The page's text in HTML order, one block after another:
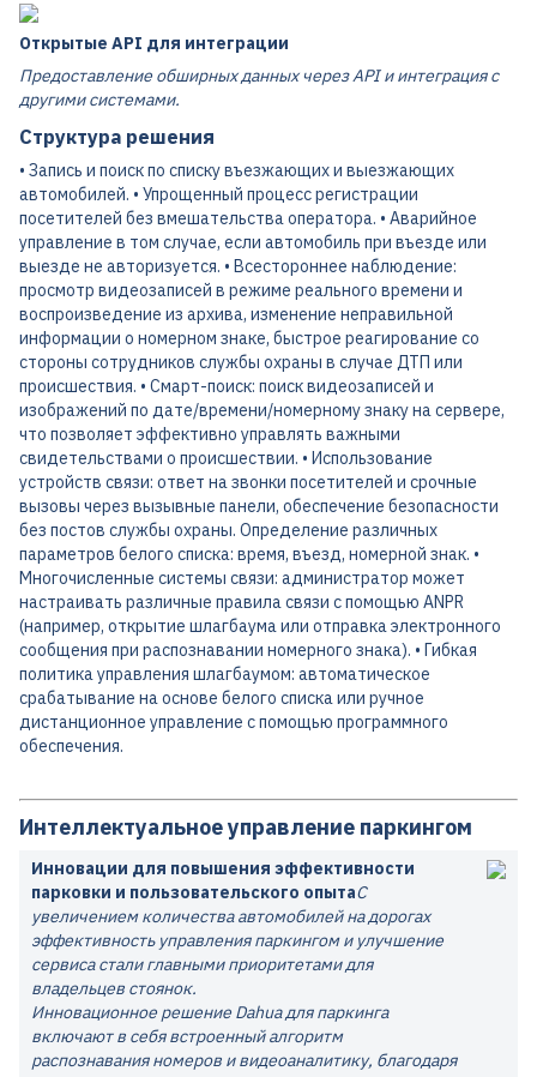
Открытые API для интеграции
Предоставление обширных данных через API и интеграция с
другими системами.
Структура решения
• Запись и поиск по списку въезжающих и выезжающих
автомобилей. • Упрощенный процесс регистрации
посетителей без вмешательства оператора. • Аварийное
управление в том случае, если автомобиль при въезде или
выезде не авторизуется. • Всестороннее наблюдение:
просмотр видеозаписей в режиме реального времени и
воспроизведение из архива, изменение неправильной
информации о номерном знаке, быстрое реагирование со
стороны сотрудников службы охраны в случае ДТП или
происшествия. • Смарт-поиск: поиск видеозаписей и
изображений по дате/времени/номерному знаку на сервере,
что позволяет эффективно управлять важными
свидетельствами о происшествии. • Использование
устройств связи: ответ на звонки посетителей и срочные
вызовы через вызывные панели, обеспечение безопасности
без постов службы охраны. Определение различных
параметров белого списка: время, въезд, номерной знак. •
Многочисленные системы связи: администратор может
настраивать различные правила связи с помощью ANPR
(например, открытие шлагбаума или отправка электронного
сообщения при распознавании номерного знака). • Гибкая
политика управления шлагбаумом: автоматическое
срабатывание на основе белого списка или ручное
дистанционное управление с помощью программного
обеспечения.
Интеллектуальное управление паркингом
Инновации для повышения эффективности
парковки и пользовательского опытаС
увеличением количества автомобилей на дорогах
эффективность управления паркингом и улучшение
сервиса стали главными приоритетами для
владельцев стоянок.
Инновационное решение Dahua для паркинга
включают в себя встроенный алгоритм
распознавания номеров и видеоаналитику, благодаря